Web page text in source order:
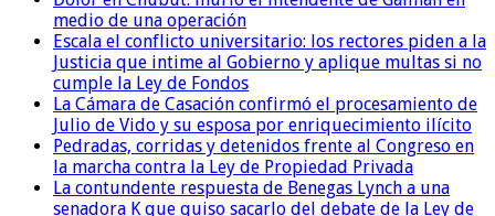
medio de una operación
Escala el conflicto universitario: los rectores piden a la
Justicia que intime al Gobierno y aplique multas si no
cumple la Ley de Fondos
La Cámara de Casación confirmó el procesamiento de
Julio de Vido y su esposa por enriquecimiento ilícito
Pedradas, corridas y detenidos frente al Congreso en
la marcha contra la Ley de Propiedad Privada
La contundente respuesta de Benegas Lynch a una
senadora K que quiso sacarlo del debate de la Ley de